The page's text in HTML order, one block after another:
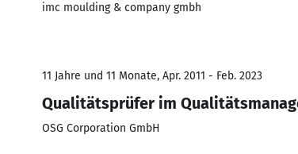
imc moulding & company gmbh
11 Jahre und 11 Monate, Apr. 2011 - Feb. 2023
Qualitätsprüfer im
OSG Corporation GmbH